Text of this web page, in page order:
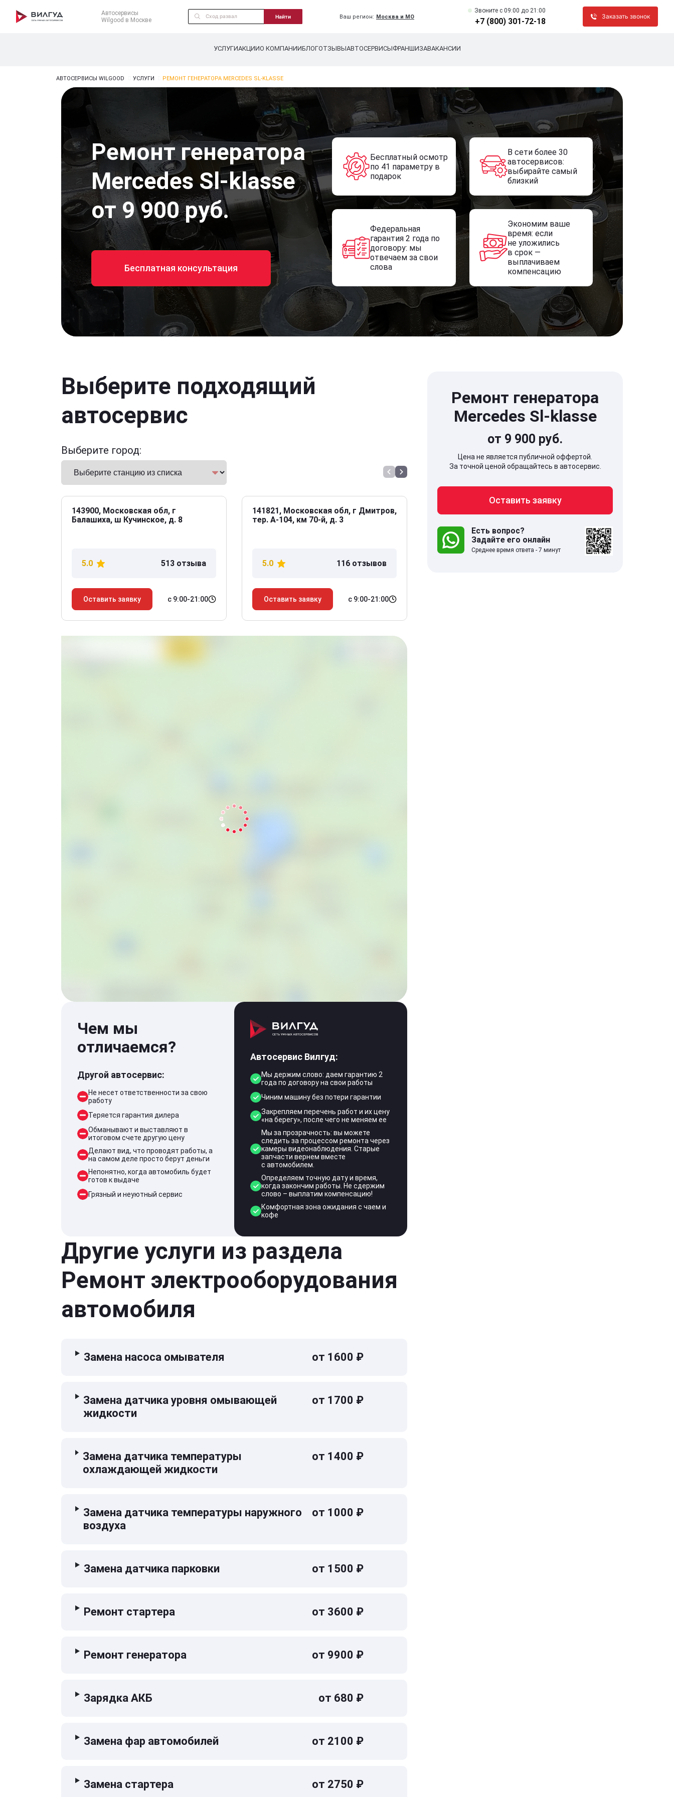
Автосервисы
Wilgood в Москве
Найти Ваш регион: Москва и МО
Звоните c 09:00 до 21:00
+7 (800) 301-72-18
Заказать звонок
УСЛУГИАКЦИИО КОМПАНИИБЛОГОТЗЫВЫАВТОСЕРВИСЫФРАНШИЗАВАКАНСИИ
АВТОСЕРВИСЫ WILGOOD УСЛУГИ РЕМОНТ ГЕНЕРАТОРА MERCEDES SL-KLASSE
Ремонт генератора
Mercedes Sl-klasse
от 9 900 руб.
Бесплатная консультация
Бесплатный осмотр
по 41 параметру в
подарок
В сети более 30
автосервисов:
выбирайте самый
близкий
Федеральная
гарантия 2 года по
договору: мы
отвечаем за свои
слова
Экономим ваше
время: если
не уложились
в срок —
выплачиваем
компенсацию
Выберите подходящий
автосервис
Выберите город:
143900, Московская обл, г
Балашиха, ш Кучинское, д. 8
5.0 513 отзыва
Оставить заявку с 9:00-21:00
141821, Московская обл, г Дмитров,
тер. А-104, км 70-й, д. 3
5.0 116 отзывов
Оставить заявку с 9:00-21:00
141707, Московская обл,
дом 5
Чем мы
отличаемся?
Другой автосервис:
Не несет ответственности за свою
работу
Теряется гарантия дилера
Обманывают и выставляют в
итоговом счете другую цену
Делают вид, что проводят работы, а
на самом деле просто берут деньги
Непонятно, когда автомобиль будет
готов к выдаче
Грязный и неуютный сервис
Автосервис Вилгуд:
Мы держим слово: даем гарантию 2
года по договору на свои работы
Чиним машину без потери гарантии
Закрепляем перечень работ и их цену
«на берегу», после чего не меняем ее
Мы за прозрачность: вы можете
следить за процессом ремонта через
камеры видеонаблюдения. Старые
запчасти вернем вместе
с автомобилем.
Определяем точную дату и время,
когда закончим работы. Не сдержим
слово – выплатим компенсацию!
Комфортная зона ожидания с чаем и
кофе
Другие услуги из раздела
Ремонт электрооборудования
автомобиля
Замена насоса омывателя от 1600 ₽
Замена датчика уровня омывающей
жидкости
от 1700 ₽
Замена датчика температуры
охлаждающей жидкости
от 1400 ₽
Замена датчика температуры наружного
воздуха
от 1000 ₽
Замена датчика парковки от 1500 ₽
Ремонт стартера от 3600 ₽
Ремонт генератора от 9900 ₽
Зарядка АКБ от 680 ₽
Замена фар автомобилей от 2100 ₽
Замена стартера от 2750 ₽
Ремонт генератора
Mercedes Sl-klasse
от 9 900 руб.
Цена не является публичной оффертой.
За точной ценой обращайтесь в автосервис.
Оставить заявку
Есть вопрос?
Задайте его онлайн
Среднее время ответа - 7 минут